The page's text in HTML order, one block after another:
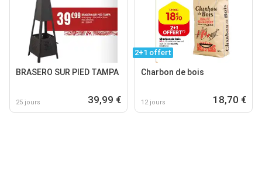
BRASERO SUR PIED TAMPA
25 jours 39,99 €
2+1 offert
Charbon de bois
12 jours 18,70 €